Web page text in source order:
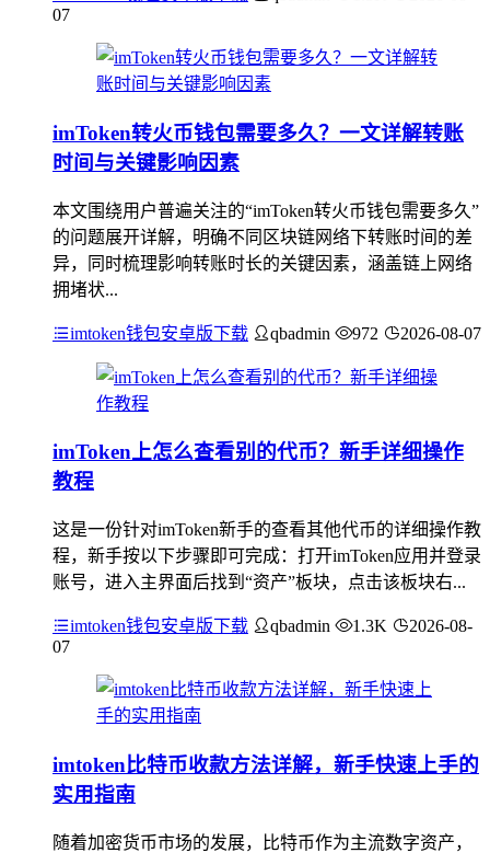
07
imToken转火币钱包需要多久？一文详解转账
时间与关键影响因素
本文围绕用户普遍关注的“imToken转火币钱包需要多久”
的问题展开详解，明确不同区块链网络下转账时间的差
异，同时梳理影响转账时长的关键因素，涵盖链上网络
拥堵状...
imtoken钱包安卓版下载 qbadmin 972 2026-08-07
imToken上怎么查看别的代币？新手详细操作
教程
这是一份针对imToken新手的查看其他代币的详细操作教
程，新手按以下步骤即可完成：打开imToken应用并登录
账号，进入主界面后找到“资产”板块，点击该板块右...
imtoken钱包安卓版下载 qbadmin 1.3K
2026-08-
07
imtoken比特币收款方法详解，新手快速上手的
实用指南
随着加密货币市场的发展，比特币作为主流数字资产，